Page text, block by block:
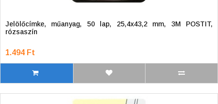
Jelölőcímke, műanyag, 50 lap, 25,4x43,2 mm, 3M POSTIT,
rózsaszín
1.494 Ft